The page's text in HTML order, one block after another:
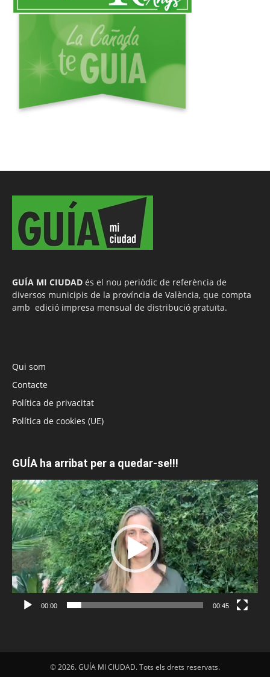
GUÍA MI CIUDAD és el nou periòdic de referència de
diversos municipis de la província de València, que compta
amb edició impresa mensual de distribució gratuïta.
Qui som
Contacte
Política de privacitat
Política de cookies (UE)
GUÍA ha arribat per a quedar-se!!!
Reproductor
de
vídeo
00:00 00:45
© 2026. GUÍA MI CIUDAD. Tots els drets reservats.